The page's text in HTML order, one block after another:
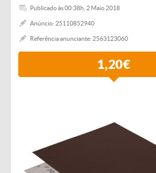
Publicado às 00:38h, 2 Maio 2018
Anúncio: 25110852940
Referência anunciante: 2563123060
1,20€